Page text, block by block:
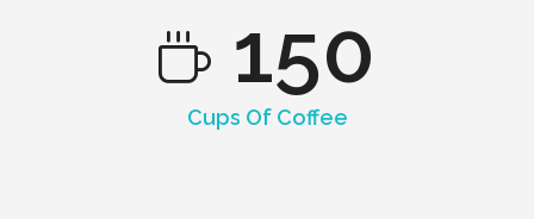
150
Cups Of Coffee